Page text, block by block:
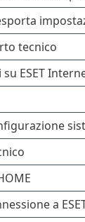
tecnico
ESET
a